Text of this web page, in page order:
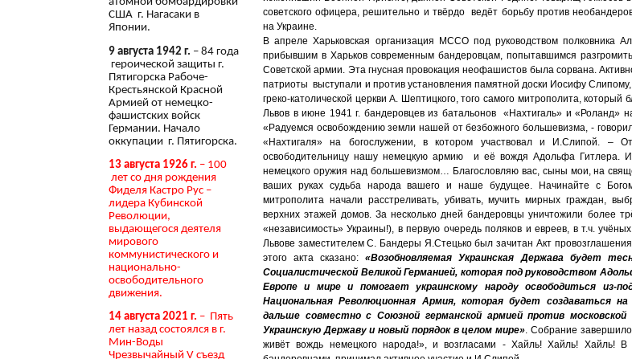
советского офицера, решительно и твёрдо ведёт борьбу против
на Украине.
В апреле Харьковская организация МССО под руководством полковника
прибывшим в Харьков современным бандеровцам, попытавшимся
Советской армии. Эта гнусная провокация неофашистов была сорвана.
патриоты выступали и против установления памятной доски Иосифу
греко-католической церкви А. Шептицкого, того самого митрополита,
Львов в июне 1941 г. бандеровцев из батальонов «Нахтигаль» и «Роланд»
«Радуемся освобождению земли нашей от безбожного большевизма, -
«Нахтигаля» на богослужении, в котором участвовал и И.Слипой. –
освободительницу нашу немецкую армию и её вождя Адольфа Гитлера.
немецкого оружия над большевизмом… Благословляю вас, сыны мои, на
ваших руках судьба народа вашего и наше будущее. Начинайте с
митрополита начали расстреливать, убивать, мучить мирных граждан,
верхних этажей домов. За несколько дней бандеровцы уничтожили более
«независимость» Украины!), в первую очередь поляков и евреев, в т.ч.
Львове заместителем С. Бандеры Я.Стецько был зачитан Акт
этого акта сказано:«Возобновляемая Украинская Держава будет
Социалистической Великой Германией, которая под руководством
Европе и мире и помогает украинскому народу освободиться из-
Национальная Революционная Армия, которая будет создаваться
дальше совместно с Союзной германской армией против московской
Украинскую Державу и новый порядок в целом мире». Собрание
живёт вождь немецкого народа!», и возгласами - Хайль! Хайль! Хайль! В
США г. Нагасаки в
Японии.
9 августа 1942 г. – 84 года
героической защиты г.
Пятигорска Рабоче-
Крестьянской Красной
Армией от немецко-
фашистских войск
Германии. Начало
оккупации г. Пятигорска.
13 августа 1926 г. – 100
лет со дня рождения
Фиделя Кастро Рус –
лидера Кубинской
Революции,
выдающегося деятеля
мирового
коммунистического и
национально-
освободительного
движения.
14 августа 2021 г. – Пять
лет назад состоялся в г.
Мин-Воды
Чрезвычайный V съезд